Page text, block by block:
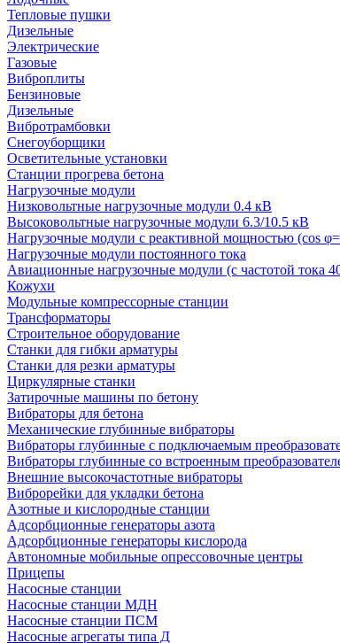
Тепловые пушки
Дизельные
Электрические
Газовые
Виброплиты
Бензиновые
Дизельные
Вибротрамбовки
Снегоуборщики
Осветительные установки
Станции прогрева бетона
Нагрузочные модули
Низковольтные нагрузочные модули 0.4 кВ
Высоковольтные нагрузочные модули 6.3/10.5 кВ
Нагрузочные модули с реактивной мощностью (cos
Нагрузочные модули постоянного тока
Авиационные нагрузочные модули (с частотой тока
Кожухи
Модульные компрессорные станции
Трансформаторы
Строительное оборудование
Станки для гибки арматуры
Станки для резки арматуры
Циркулярные станки
Затирочные машины по бетону
Вибраторы для бетона
Механические глубинные вибраторы
Вибраторы глубинные с подключаемым
Вибраторы глубинные со встроенным
Внешние высокочастотные вибраторы
Виброрейки для укладки бетона
Азотные и кислородные станции
Адсорбционные генераторы азота
Адсорбционные генераторы кислорода
Автономные мобильные опрессовочные центры
Прицепы
Насосные станции
Насосные станции МДН
Насосные станции ПСМ
Насосные агрегаты типа Д